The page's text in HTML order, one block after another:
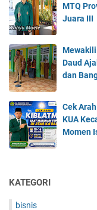
MTQ
Juara III
Daud
dan
Cek
KUA
Momen
KATEGORI
bisnis